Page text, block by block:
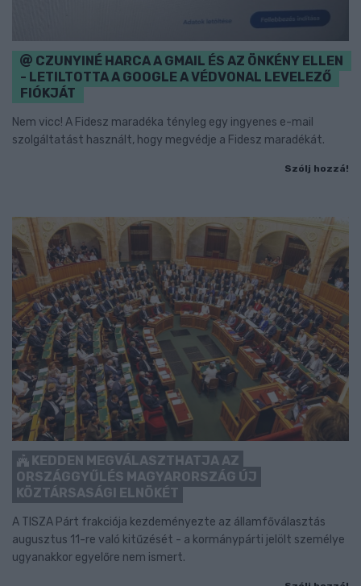
CZUNYINÉ HARCA A GMAIL ÉS AZ ÖNKÉNY ELLEN
- LETILTOTTA A GOOGLE A VÉDVONAL LEVELEZŐ
FIÓKJÁT
Nem vicc! A Fidesz maradéka tényleg egy ingyenes e-mail
szolgáltatást használt, hogy megvédje a Fidesz maradékát.
Szólj hozzá!
KEDDEN MEGVÁLASZTHATJA AZ
ORSZÁGGYŰLÉS MAGYARORSZÁG ÚJ
KÖZTÁRSASÁGI ELNÖKÉT
A TISZA Párt frakciója kezdeményezte az államfőválasztás
augusztus 11-re való kitűzését - a kormánypárti jelölt személye
ugyanakkor egyelőre nem ismert.